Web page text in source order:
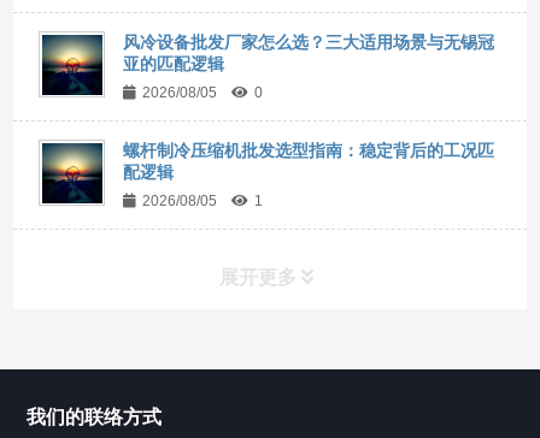
风冷设备批发厂家怎么选？三大适用场景与无锡冠
亚的匹配逻辑
2026/08/05 0
螺杆制冷压缩机批发选型指南：稳定背后的工况匹
配逻辑
2026/08/05 1
展开更多
我们的联络方式